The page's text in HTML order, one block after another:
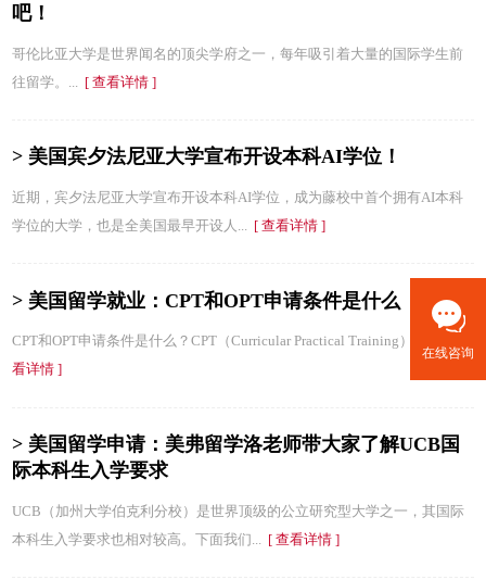
吧！
哥伦比亚大学是世界闻名的顶尖学府之一，每年吸引着大量的国际学生前
往留学。... [ 查看详情 ]
> 美国宾夕法尼亚大学宣布开设本科AI学位！
近期，宾夕法尼亚大学宣布开设本科AI学位，成为藤校中首个拥有AI本科
学位的大学，也是全美国最早开设人... [ 查看详情 ]
> 美国留学就业：CPT和OPT申请条件是什么
CPT和OPT申请条件是什么？CPT（Curricular Practical Training）和...
看详情 ]
> 美国留学申请：美弗留学洛老师带大家了解UCB国
际本科生入学要求
UCB（加州大学伯克利分校）是世界顶级的公立研究型大学之一，其国际
本科生入学要求也相对较高。下面我们... [ 查看详情 ]
在线咨询